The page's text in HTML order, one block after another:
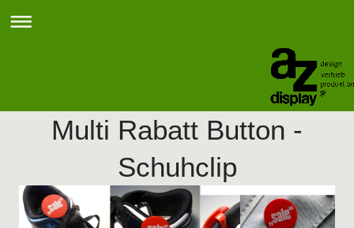
Multi Rabatt Button -
Schuhclip